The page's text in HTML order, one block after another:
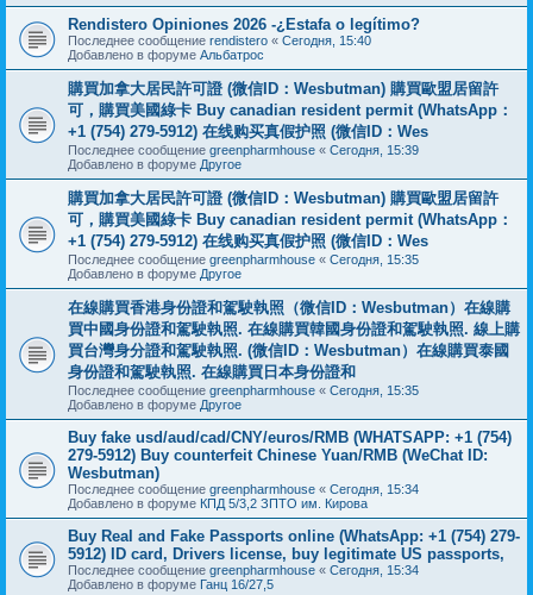
Rendistero Opiniones 2026 -¿Estafa o legítimo?
Последнее сообщение rendistero « Сегодня, 15:40
Добавлено в форуме Альбатрос
購買加拿大居民許可證 (微信ID：Wesbutman) 購買歐盟居留許
可，購買美國綠卡 Buy canadian resident permit (WhatsApp：
+1 (754) 279-5912) 在线购买真假护照 (微信ID：Wes
Последнее сообщение greenpharmhouse « Сегодня, 15:39
Добавлено в форуме Другое
購買加拿大居民許可證 (微信ID：Wesbutman) 購買歐盟居留許
可，購買美國綠卡 Buy canadian resident permit (WhatsApp：
+1 (754) 279-5912) 在线购买真假护照 (微信ID：Wes
Последнее сообщение greenpharmhouse « Сегодня, 15:35
Добавлено в форуме Другое
在線購買香港身份證和駕駛執照（微信ID：Wesbutman）在線購
買中國身份證和駕駛執照. 在線購買韓國身份證和駕駛執照. 線上購
買台灣身分證和駕駛執照. (微信ID：Wesbutman）在線購買泰國
身份證和駕駛執照. 在線購買日本身份證和
Последнее сообщение greenpharmhouse « Сегодня, 15:35
Добавлено в форуме Другое
Buy fake usd/aud/cad/CNY/euros/RMB (WHATSAPP: +1 (754)
279-5912) Buy counterfeit Chinese Yuan/RMB (WeChat ID:
Wesbutman)
Последнее сообщение greenpharmhouse « Сегодня, 15:34
Добавлено в форуме КПД 5/3,2 ЗПТО им. Кирова
Buy Real and Fake Passports online (WhatsApp: +1 (754) 279-
5912) ID card, Drivers license, buy legitimate US passports,
Последнее сообщение greenpharmhouse « Сегодня, 15:34
Добавлено в форуме Ганц 16/27,5